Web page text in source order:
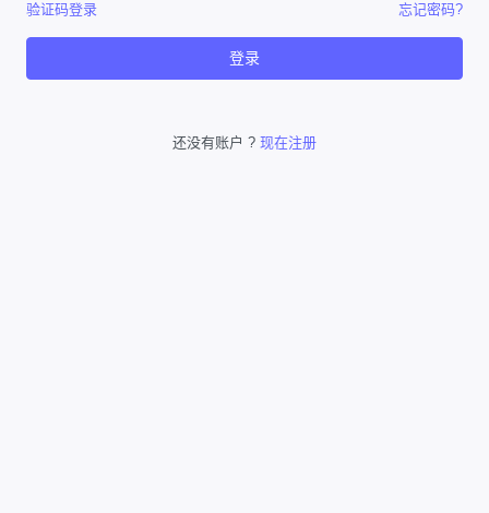
验证码登录 忘记密码?
登录
还没有账户 ? 现在注册